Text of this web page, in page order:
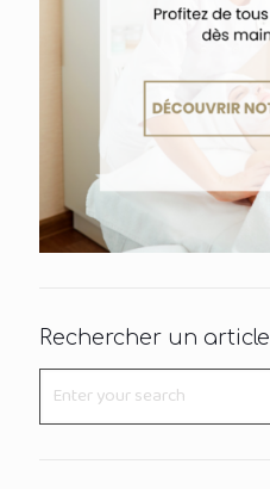
Rechercher un article